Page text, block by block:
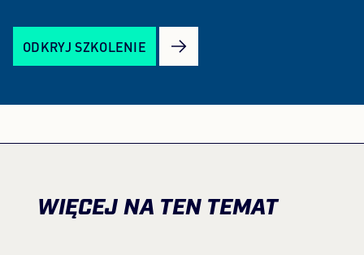
ODKRYJ SZKOLENIE
WIĘCEJ NA TEN TEMAT